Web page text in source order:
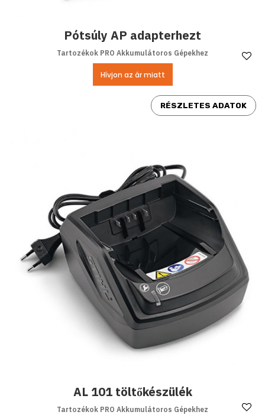
Pótsúly AP adapterhezt
Tartozékok PRO Akkumulátoros Gépekhez
Hívjon az ár miatt
RÉSZLETES ADATOK
AL 101 töltőkészülék
Tartozékok PRO Akkumulátoros Gépekhez